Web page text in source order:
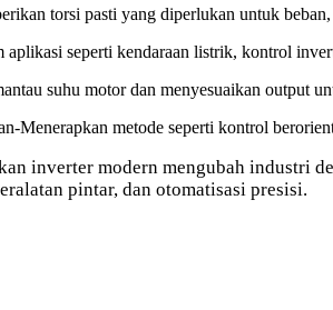
torsi pasti yang diperlukan untuk
seperti kendaraan listrik, kontrol
suhu motor dan menyesuaikan output
Menerapkan metode seperti kontrol
inverter modern mengubah industri
pintar, dan otomatisasi presisi.